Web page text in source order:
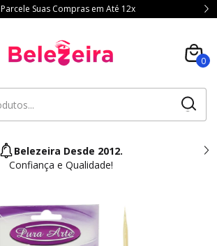
Parcele Suas Compras em Até 12x
0
Belezeira Desde 2012.
Confiança e Qualidade!